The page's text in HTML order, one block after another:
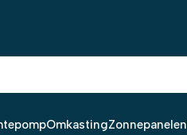
OmkastingZonnepanelen